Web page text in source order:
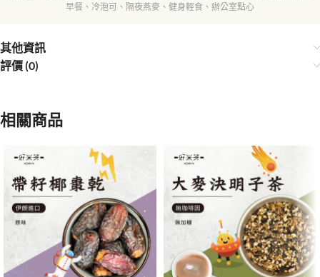
早餐、冷泡可、隔夜燕麥、健身輕食、辦公室點心
其他資訊
評價 (0)
相關商品